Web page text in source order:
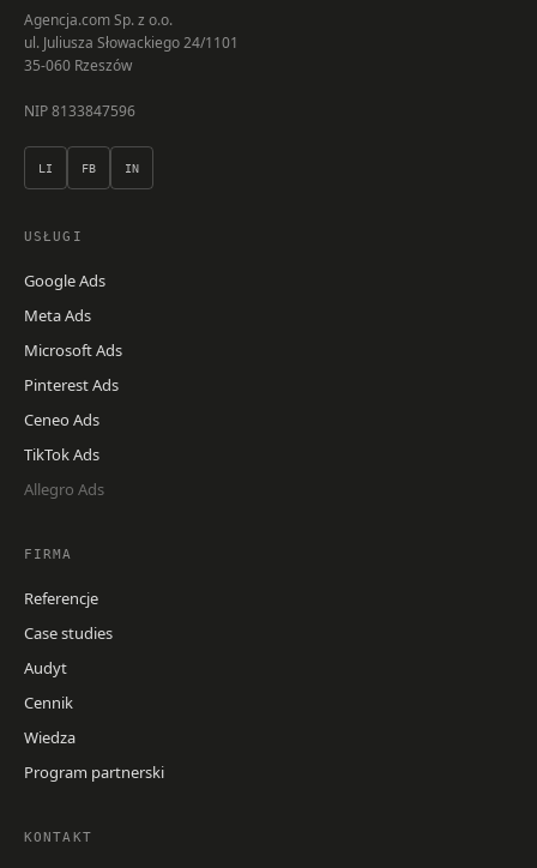
Agencja.com Sp. z o.o.
ul. Juliusza Słowackiego 24/1101
35-060 Rzeszów
NIP 8133847596
LI FB IN
USŁUGI
Google Ads
Meta Ads
Microsoft Ads
Pinterest Ads
Ceneo Ads
TikTok Ads
Allegro Ads
FIRMA
Referencje
Case studies
Audyt
Cennik
Wiedza
Program partnerski
KONTAKT